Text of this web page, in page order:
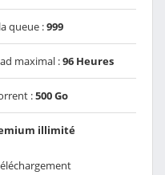
queue :999
maximal :96 Heures
:500 Go
illimité